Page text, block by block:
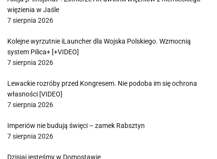
więzienia w Jaśle
7 sierpnia 2026
Kolejne wyrzutnie iLauncher dla Wojska Polskiego. Wzmocnią
system Pilica+ [+VIDEO]
7 sierpnia 2026
Lewackie rozróby przed Kongresem. Nie podoba im się ochrona
własności [VIDEO]
7 sierpnia 2026
Imperiów nie budują święci – zamek Rabsztyn
7 sierpnia 2026
Dzisiaj jesteśmy w Domostawie